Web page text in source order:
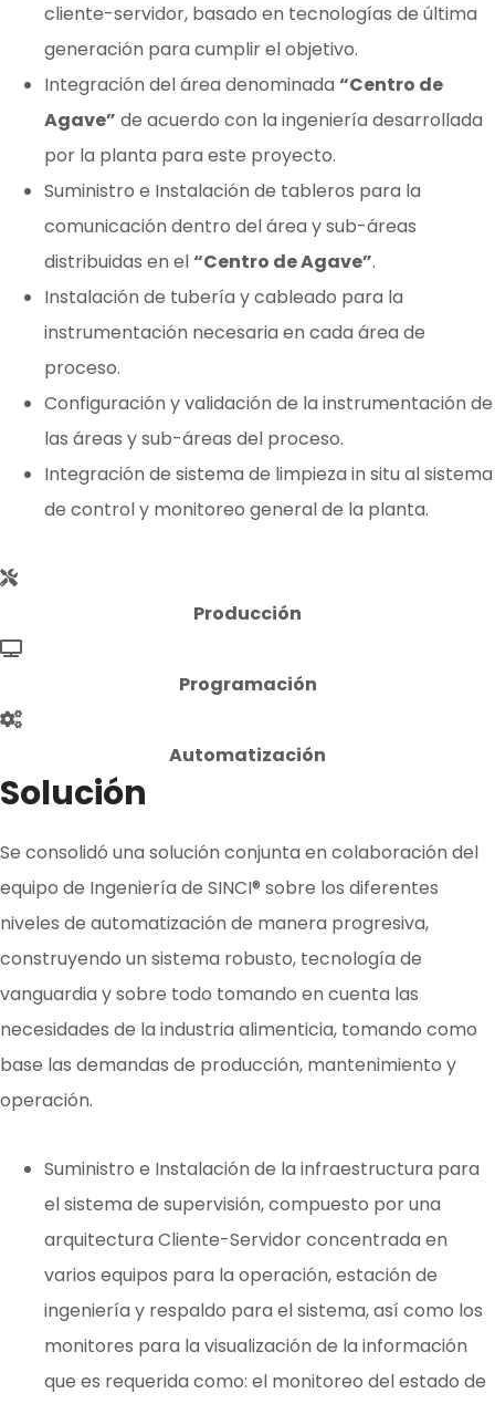
cliente-servidor, basado en tecnologías de última
generación para cumplir el objetivo.
Integración del área denominada “Centro de
Agave” de acuerdo con la ingeniería desarrollada
por la planta para este proyecto.
Suministro e Instalación de tableros para la
comunicación dentro del área y sub-áreas
distribuidas en el“Centro de Agave”.
Instalación de tubería y cableado para la
instrumentación necesaria en cada área de
proceso.
Configuración y validación de la instrumentación de
las áreas y sub-áreas del proceso.
Integración de sistema de limpieza in situ al sistema
de control y monitoreo general de la planta.
Producción
Programación
Automatización
Solución
Se consolidó una solución conjunta en colaboración del
equipo de Ingeniería de SINCI® sobre los diferentes
niveles de automatización de manera progresiva,
construyendo un sistema robusto, tecnología de
vanguardia y sobre todo tomando en cuenta las
necesidades de la industria alimenticia, tomando como
base las demandas de producción, mantenimiento y
operación.
Suministro e Instalación de la infraestructura para
el sistema de supervisión, compuesto por una
arquitectura Cliente-Servidor concentrada en
varios equipos para la operación, estación de
ingeniería y respaldo para el sistema, así como los
monitores para la visualización de la información
que es requerida como: el monitoreo del estado de